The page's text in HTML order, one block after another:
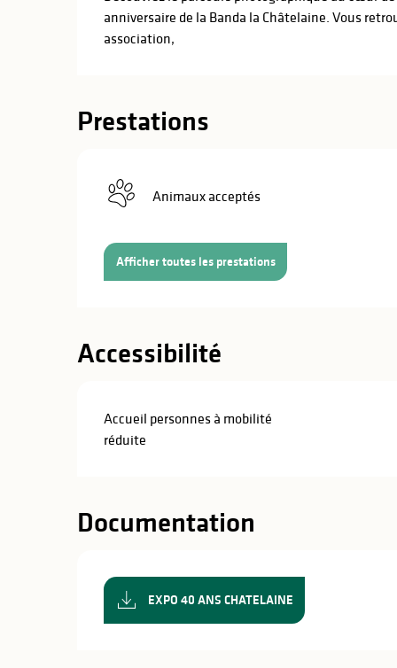
anniversaire de la Banda la Châtelaine. Vous
association,
Prestations
Animaux acceptés
Afficher toutes les prestations
Accessibilité
Accueil personnes à mobilité
réduite
Documentation
EXPO 40 ANS CHATELAINE